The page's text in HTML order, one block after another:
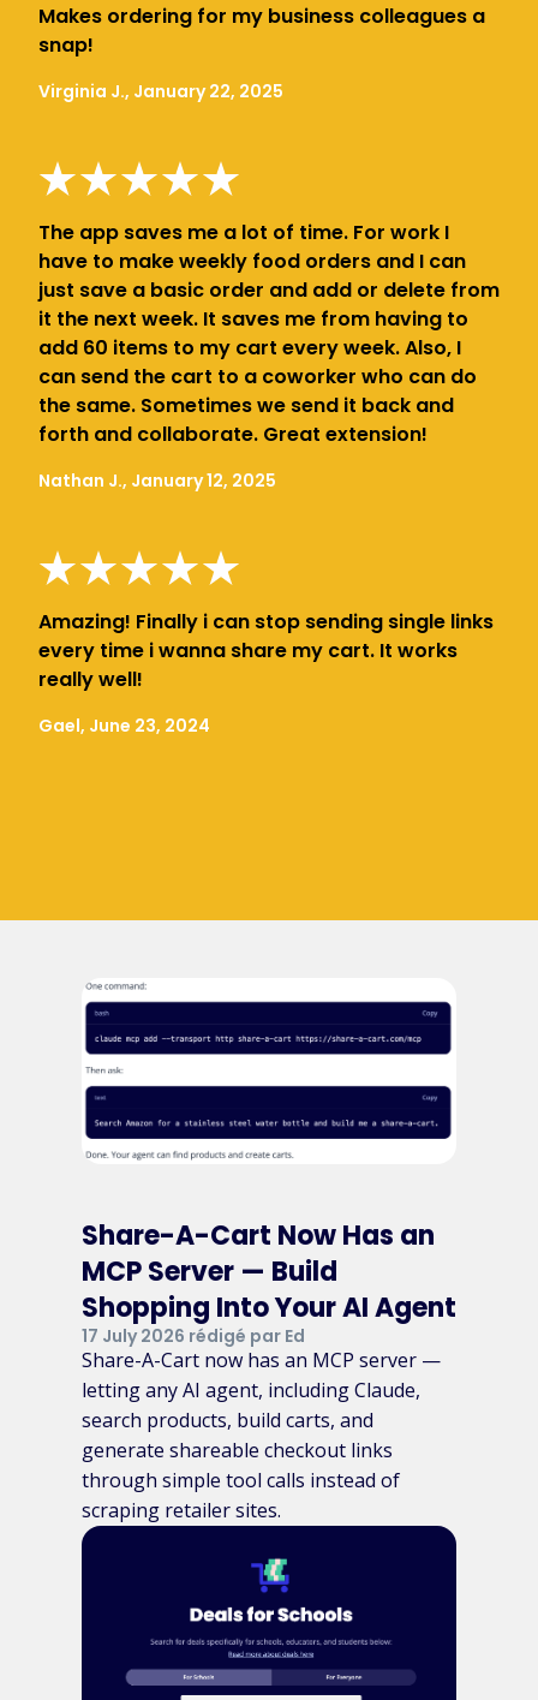
Makes ordering for my business colleagues a
snap!
Virginia J., January 22, 2025
The app saves me a lot of time. For work I
have to make weekly food orders and I can
just save a basic order and add or delete from
it the next week. It saves me from having to
add 60 items to my cart every week. Also, I
can send the cart to a coworker who can do
the same. Sometimes we send it back and
forth and collaborate. Great extension!
Nathan J., January 12, 2025
Amazing! Finally i can stop sending single links
every time i wanna share my cart. It works
really well!
Gael, June 23, 2024
Share-A-Cart Now Has an
MCP Server — Build
Shopping Into Your AI Agent
17 July 2026 rédigé par Ed
Share-A-Cart now has an MCP server —
letting any AI agent, including Claude,
search products, build carts, and
generate shareable checkout links
through simple tool calls instead of
scraping retailer sites.